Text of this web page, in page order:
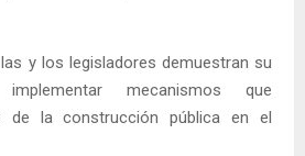
y los legisladores demuestran su
mecanismos que
de la construcción pública en el